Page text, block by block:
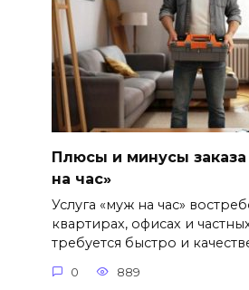
Плюсы и минусы
на час»
Услуга «муж на час»
квартирах, офисах и
требуется быстро и
0 889